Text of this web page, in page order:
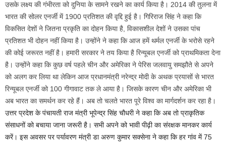
उसके लक्ष्य की गंभीरता को दुनिया के सामने रखने का कार्य किया है। 2014 की तुलना में
भारत की सोलर एनर्जी में 1900 प्रतिशत की वृद्दि हुई है। गिरिराज सिंह ने कहा कि
विकसित देशों ने जितना प्रकृति का दोहन किया है, विकासशील देशों ने उसका पांच
प्रतिशत भी दोहन नहीं किया है। उन्होंने ने कहा कि आज हमें थर्मल एनर्जी के भरोसे रहने
की कोई जरूरत नहीं है। हमारी सरकार ने तय किया है रिन्यूबल एनर्जी को प्राथमिकता देना
है। उन्होंने कहा कि कुछ वर्ष पहले चीन और अमेरिका ने पेरिस जलवायु समझौते से अपने
को अलग कर लिया था लेकिन आज प्रधानमंत्री नरेन्द्र मोदी के अथक प्रयासों से भारत
रिन्यूबल एनर्जी को 100 गीगावाट तक ले आया है। जिसके कारण चीन और अमेरिका भी
अब भारत का समर्थन कर रहे हैं। अब तो चलते भारत पूरे विश्व का मार्गदर्शन कर रहा है।
उत्तर प्रदेश के पंचायती राज मंत्री भूपेन्द्र सिंह चौधरी ने कहा कि अब तो प्राकृतिक
संसाधनों को बचाया जाना जरूरी है। सभी अपने को भावी पीढ़ी का संरक्षक मानकर कार्य
करें। इस अवसर पर पर्यावरण मंत्री डा अरुण कुमार सक्सेना ने कहा कि हर गांव में 75